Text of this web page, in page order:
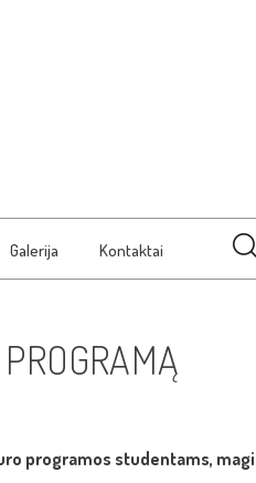
Galerija Kontaktai
programos studentams,